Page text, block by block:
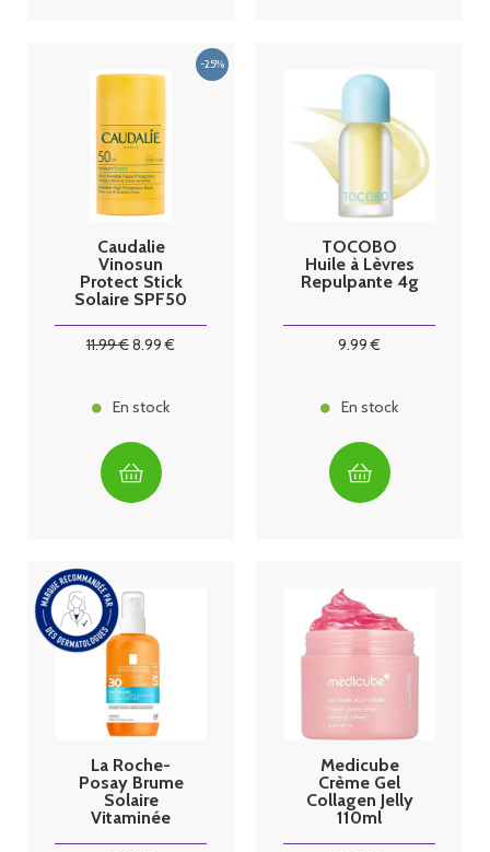
Caudalie
Vinosun
Protect Stick
Solaire SPF50
11.99€8.99 €
En stock
TOCOBO
Huile à Lèvres
Repulpante 4g
9.99 €
En stock
La Roche-
Posay Brume
Solaire
Vitaminée
Medicube
Crème Gel
Collagen Jelly
110ml